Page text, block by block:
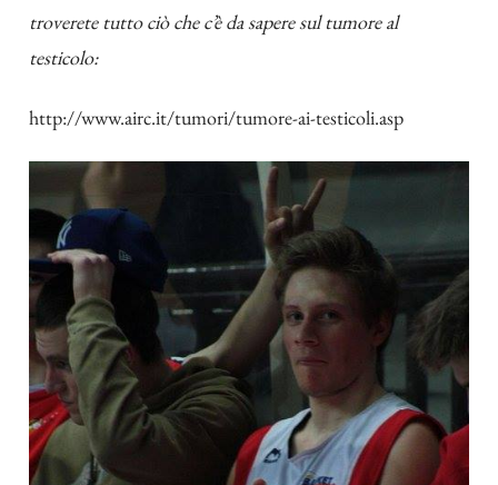
troverete tutto ciò che c’è da sapere sul tumore al
testicolo:
http://www.airc.it/tumori/tumore-ai-testicoli.asp